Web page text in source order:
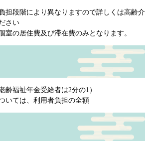
段階により異なりますので詳しくは高齢介
さい
居住費及び滞在費のみとなります。
福祉年金受給者は2分の1）
ては、利用者負担の全額